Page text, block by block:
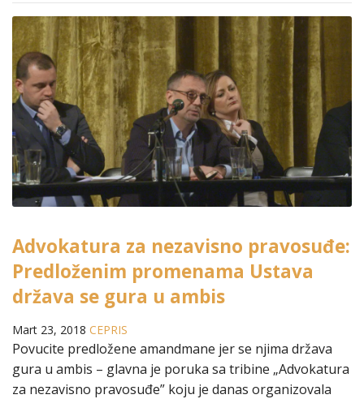
Advokatura za nezavisno pravosuđe:
Predloženim promenama Ustava
država se gura u ambis
Mart 23, 2018 CEPRIS
Povucite predložene amandmane jer se njima država
gura u ambis – glavna je poruka sa tribine „Advokatura
za nezavisno pravosuđe” koju je danas organizovala